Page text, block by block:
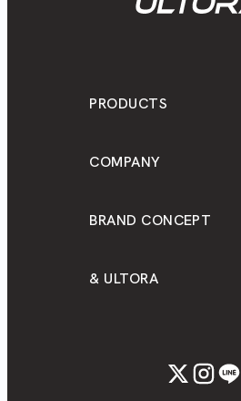
PRODUCTS
COMPANY
BRAND CONCEPT
& ULTORA